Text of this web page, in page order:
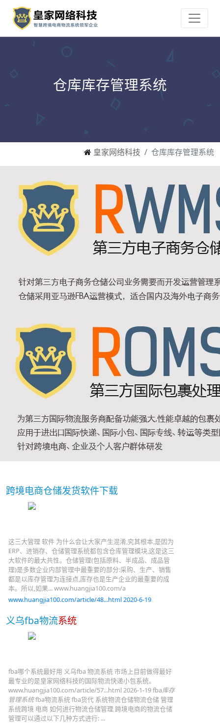
仓库库存管理系统
皇家网络科技 仓库库存管理系统
跨境电商仓储发货软件下载
这三大管理 软件 为什么会让大家产生混淆,究其根本,是因为
ERP、进销存、仓储管理系统都包含仓库管理模块,这是这三
大软件的最大共性。仓储管理(包括原料、半成品、成品管
理)是多数企业内部管理中最重要的部分:采购、生产、销售
都是以库存管理为连接点,库存也是生产企业的最重要的成
本。所以,如果... www.huangjia100.com/a
www.huangjia100.com/article/48...html 2020-6-19
义乌fba物流系统
fba哪个系统最好用 义乌fba 物流系统 市场上目前做得最好
最专业的是皇家网络科技的国际物流快递小包系统。
www.huangjia100.com/article/57...html 2026-1-19 fba库存
管理系统fba物流系统 fba货代 系统物流仓储物流仓储 管理
系统跨境 电商 如何进行物流仓储管理 跨境电商的物流仓储
管理可以通过以下几种方式进行: ...